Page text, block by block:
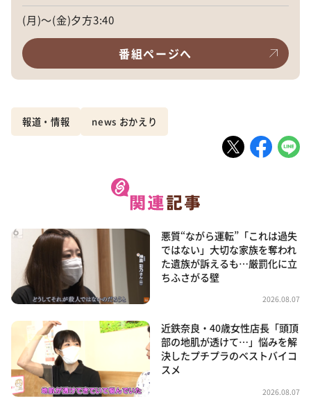
(月)～(金)夕方3:40
番組ページへ
報道・情報 news おかえり
悪質“ながら運転”「これは過失
ではない」大切な家族を奪われ
た遺族が訴えるも…厳罰化に立
ちふさがる壁
2026.08.07
近鉄奈良・40歳女性店長「頭頂
部の地肌が透けて…」悩みを解
決したプチプラのベストバイコ
スメ
2026.08.07